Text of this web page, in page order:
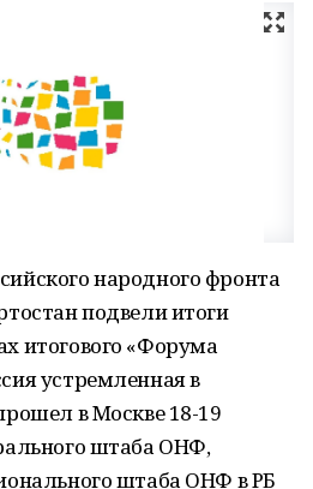
народного фронта
подвели итоги
итогового «Форума
устремленная в
в Москве 18-19
штаба ОНФ,
штаба ОНФ в РБ